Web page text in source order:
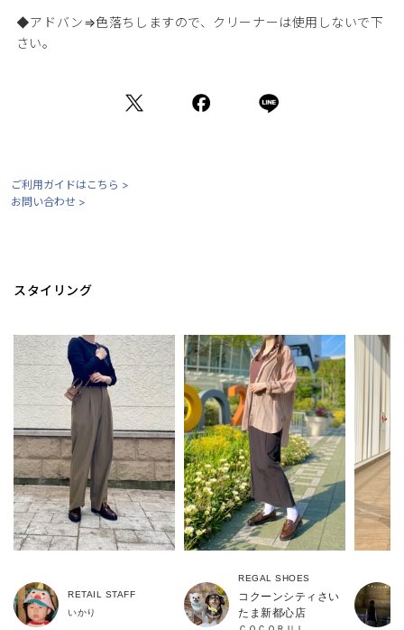
◆アドバン⇒色落ちしますので、クリーナーは使用しないで下
さい。
ご利用ガイドはこちら >
お問い合わせ >
スタイリング
RETAIL STAFF
いかり
REGAL SHOES
コクーンシティさい
たま新都心店